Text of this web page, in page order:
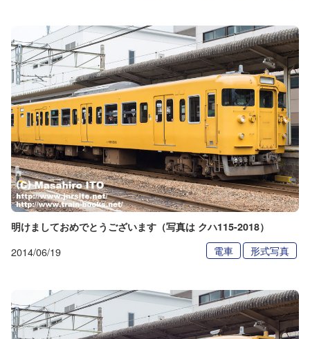
明けましておめでとうございます（写真は クハ115-2018）
2014/06/19 電車 形式写真